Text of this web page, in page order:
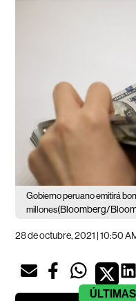
Gobierno peruano emitirá
millones(Bloomberg/
28 de octubre, 2021 | 10:50
ÚLTIMAS